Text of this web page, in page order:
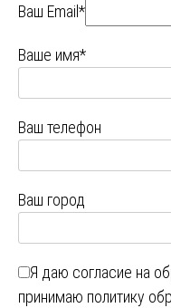
Ваш Email*
Ваше имя*
Ваш телефон
Ваш город
Я даю согласие на
принимаю политику